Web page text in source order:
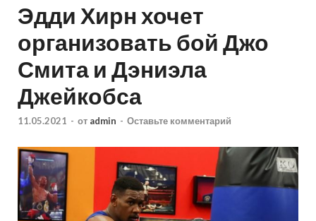
Эдди Хирн хочет
организовать бой Джо
Смита и Дэниэла
Джейкобса
11.05.2021 - от admin - Оставьте комментарий